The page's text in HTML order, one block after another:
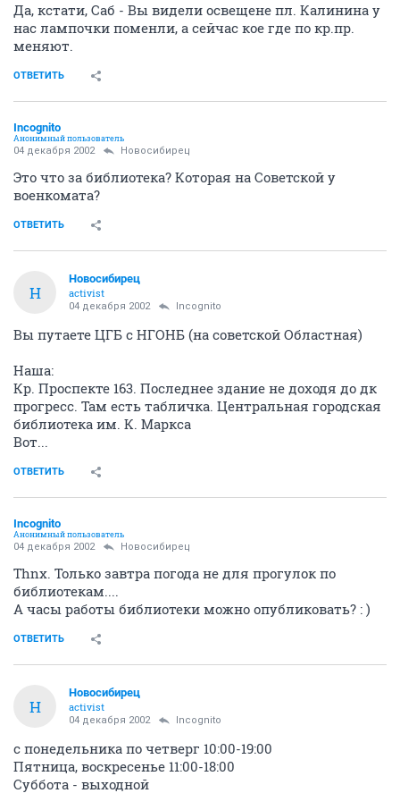
Да, кстати, Саб - Вы видели освещене пл. Калинина у
нас лампочки поменли, а сейчас кое где по кр.пр.
меняют.
ОТВЕТИТЬ
Incognito
Анонимный пользователь
04 декабря 2002 Новосибирец
Это что за библиотека? Которая на Советской у
военкомата?
ОТВЕТИТЬ
Н
Новосибирец
activist
04 декабря 2002 Incognito
Вы путаете ЦГБ с НГОНБ (на советской Областная)
Наша:
Кр. Проспекте 163. Последнее здание не доходя до дк
прогресс. Там есть табличка. Центральная городская
библиотека им. К. Маркса
Вот...
ОТВЕТИТЬ
Incognito
Анонимный пользователь
04 декабря 2002 Новосибирец
Thnx. Только завтра погода не для прогулок по
библиотекам....
А часы работы библиотеки можно опубликовать? : )
ОТВЕТИТЬ
Н
Новосибирец
activist
04 декабря 2002 Incognito
с понедельника по четверг 10:00-19:00
Пятница, воскресенье 11:00-18:00
Суббота - выходной